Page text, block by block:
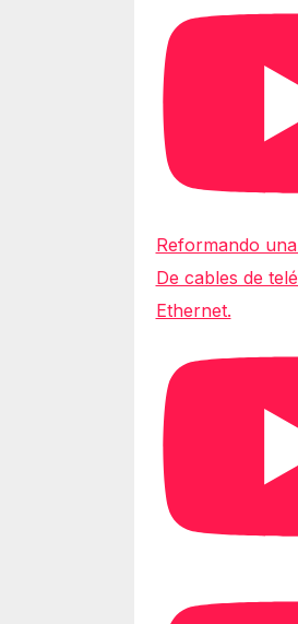
Reformando
De cables de
Ethernet.